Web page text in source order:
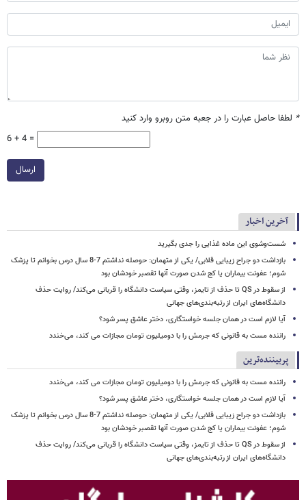
* لطفا حاصل عبارت را در جعبه متن روبرو وارد کنید
6 + 4 =
ارسال
آخرین اخبار
شست‌وشوی این ماده غذایی را جدی بگیرید
بازداشت دو جراح زیبایی قلابی/ یکی از متهمان: حوصله نداشتم 7-8 سال درس بخوانم تا پزشک
شوم؛ عفونت بیماران یا کج شدن صورت آنها تقصبر خودشان بود
از سقوط در QS تا حذف از تایمز، وقتی سیاست دانشگاه را قربانی می‌کند/ روایت حذف
دانشگاه‌های ایران از رتبه‌بندی‌های جهانی
آیا لازم است در همان جلسه خواستگاری، دختر عاشق پسر شود؟
راننده مست به قانونی که جرمش را با دومیلیون تومان مجازات می کند، می‌خندد
پربیننده‌ترین
راننده مست به قانونی که جرمش را با دومیلیون تومان مجازات می کند، می‌خندد
آیا لازم است در همان جلسه خواستگاری، دختر عاشق پسر شود؟
بازداشت دو جراح زیبایی قلابی/ یکی از متهمان: حوصله نداشتم 7-8 سال درس بخوانم تا پزشک
شوم؛ عفونت بیماران یا کج شدن صورت آنها تقصبر خودشان بود
از سقوط در QS تا حذف از تایمز، وقتی سیاست دانشگاه را قربانی می‌کند/ روایت حذف
دانشگاه‌های ایران از رتبه‌بندی‌های جهانی